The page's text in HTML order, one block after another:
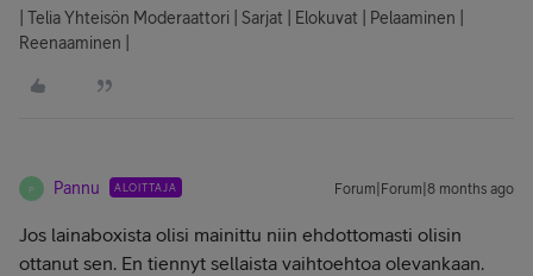
| Telia Yhteisön Moderaattori | Sarjat | Elokuvat | Pelaaminen |
Reenaaminen |
P Pannu ALOITTAJA Forum|Forum|8 months ago
Jos lainaboxista olisi mainittu niin ehdottomasti olisin
ottanut sen. En tiennyt sellaista vaihtoehtoa olevankaan.